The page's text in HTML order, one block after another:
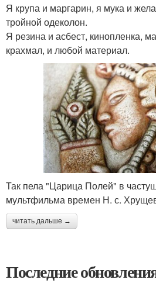
Я крупа и маргарин, я мука и
тройной одеколон.
Я резина и асбест, кинопленка,
крахмал, и любой материал.
Так пела "Царица Полей" в
мультфильма времен Н. с.
читать дальше →
Последние